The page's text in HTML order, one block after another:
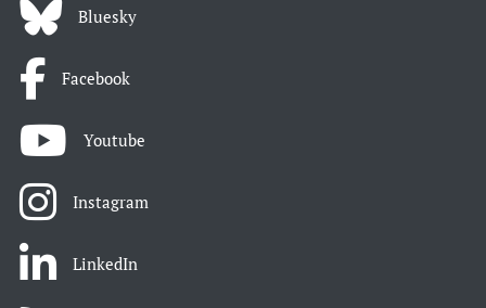
Bluesky
Facebook
Youtube
Instagram
LinkedIn